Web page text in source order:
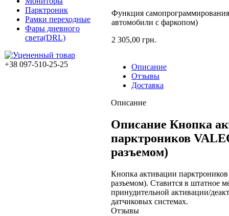
Парктроник
Рамки переходные
Фары дневного
света(DRL)
+38 097-510-25-25
Функция
автомобили с фаркопом)
2 305,00 грн.
Описание
Отзывы
Доставка
Описание
Описание Кнопка
парктроников
разъемом)
Кнопка активации
разъемом). Ставится в штатное
принудительной активации/
датчиковых системах.
Отзывы